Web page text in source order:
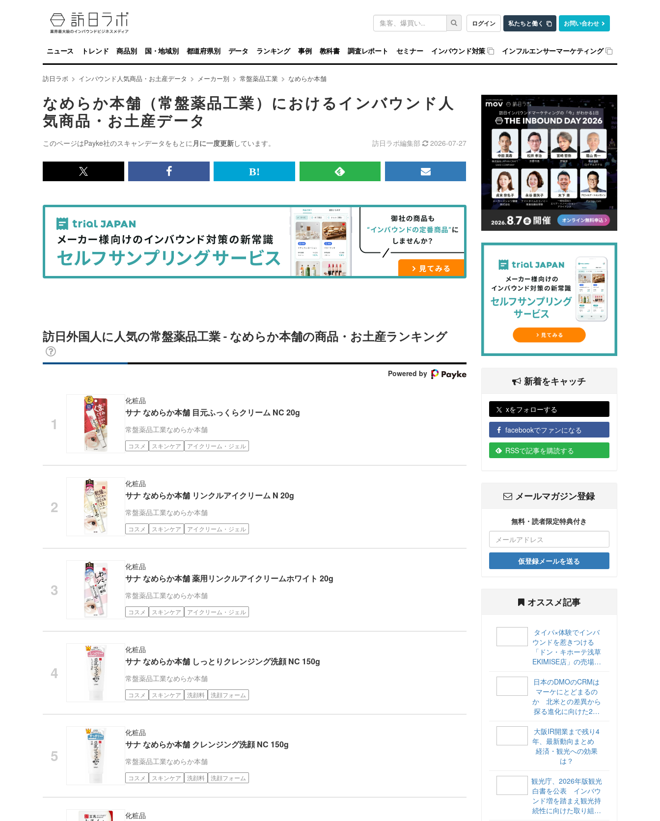
ログイン 私たちと働く お問い合わせ
キ
ワ
ド
検
索
ニュース トレンド 商品別 国・地域別 都道府県別 データ ランキング 事例 教科書 調査レポート セミナー インバウンド対策 インフルエンサーマーケティング
訪日ラボ インバウンド人気商品・お土産データ メーカー別 常盤薬品工業 なめらか本舗
なめらか本舗（常盤薬品工業）におけるインバウンド人
気商品・お土産データ
このページはPayke社のスキャンデータをもとに月に一度更新しています。 訪日ラボ編集部 2026-07-27
x<br>
記
事
を
シ
ェ
Facebook<br>
記
を
シ
ェ
は
な
ッ
ク
マ
追
加
RSS
記
事
を
購
読
メ
マ
ガ
登
録
す
訪日外国人に人気の常盤薬品工業 - なめらか本舗の商品・お土産ランキング
Powered by
化粧品
サナ なめらか本舗 目元ふっくらクリーム NC 20g
常盤薬品工業なめらか本舗
コスメ スキンケア アイクリーム・ジェル
化粧品
サナ なめらか本舗 リンクルアイクリーム N 20g
常盤薬品工業なめらか本舗
コスメ スキンケア アイクリーム・ジェル
化粧品
サナ なめらか本舗 薬用リンクルアイクリームホワイト 20g
常盤薬品工業なめらか本舗
コスメ スキンケア アイクリーム・ジェル
化粧品
サナ なめらか本舗 しっとりクレンジング洗顔 NC 150g
常盤薬品工業なめらか本舗
コスメ スキンケア 洗顔料 洗顔フォーム
化粧品
サナ なめらか本舗 クレンジング洗顔 NC 150g
常盤薬品工業なめらか本舗
コスメ スキンケア 洗顔料 洗顔フォーム
化粧品
新着をキャッチ
xをフォローする
facebookでファンになる
RSSで記事を購読する
メールマガジン登録
無料・読者限定特典付き
仮登録メールを送る
オススメ記事
タイパ×体験でインバ
ウンドを惹きつける
「ドン・キホーテ浅草
EKIMISE店」の売場づ
日本のDMOのCRMは
マーケにとどまるの
か 北米との差異から
探る進化に向けた2ス
海外DMOのリアル
vol.6】
大阪IR開業まで残り4
年、最新動向まとめ
経済・観光への効果
は？
観光庁、2026年版観光
白書を公表 インバウ
ンド増を踏まえ観光持
続性に向けた取り組み